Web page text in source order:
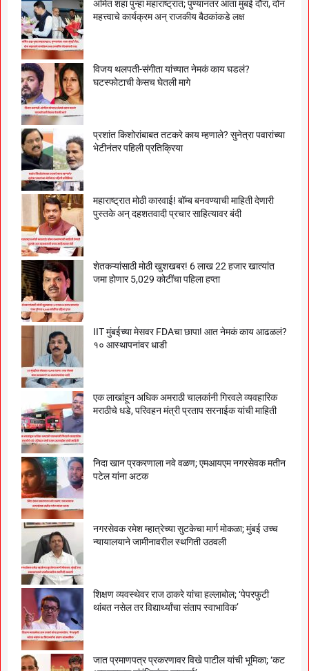
अमित शहा पुन्हा महाराष्ट्रात; पुण्यानंतर आता मुंबई दौरा, दोन
महत्त्वाचे कार्यक्रम अन् राजकीय बैठकांकडे लक्ष
विजय थलपती-संगीता यांच्यात नेमकं काय घडलं?
घटस्फोटाची केसच घेतली मागे
प्रशांत किशोरांबाबत तटकरे काय म्हणाले? सुनेत्रा पवारांच्या
भेटीनंतर पहिली प्रतिक्रिया
महाराष्ट्रात मोठी कारवाई! बॉम्ब बनवण्याची माहिती देणारी
पुस्तके अन् दहशतवादी प्रचार साहित्यावर बंदी
शेतकऱ्यांसाठी मोठी खुशखबर! 6 लाख 22 हजार खात्यांत
जमा होणार 5,029 कोटींचा पहिला हप्ता
IIT मुंबईच्या मेसवर FDAचा छापा! आत नेमकं काय आढळलं?
१० आस्थापनांवर धाडी
एक लाखांहून अधिक अमराठी चालकांनी गिरवले व्यवहारिक
मराठीचे धडे, परिवहन मंत्री प्रताप सरनाईक यांची माहिती
निदा खान प्रकरणाला नवे वळण; एमआयएम नगरसेवक मतीन
पटेल यांना अटक
नगरसेवक रमेश म्हात्रेच्या सुटकेचा मार्ग मोकळा; मुंबई उच्च
न्यायालयाने जामीनावरील स्थगिती उठवली
शिक्षण व्यवस्थेवर राज ठाकरे यांचा हल्लाबोल; ‘पेपरफुटी
थांबत नसेल तर विद्यार्थ्यांचा संताप स्वाभाविक’
जात प्रमाणपत्र प्रकरणावर विखे पाटील यांची भूमिका; ‘कट